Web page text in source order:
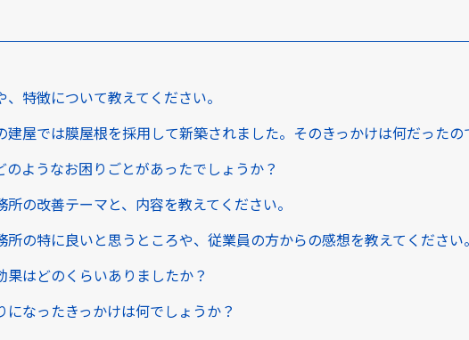
特徴について教えてください。
建屋では膜屋根を採用して新築されました。そのきっかけは何だったの
のようなお困りごとがあったでしょうか？
所の改善テーマと、内容を教えてください。
所の特に良いと思うところや、従業員の方からの感想を教えてください。
果はどのくらいありましたか？
になったきっかけは何でしょうか？